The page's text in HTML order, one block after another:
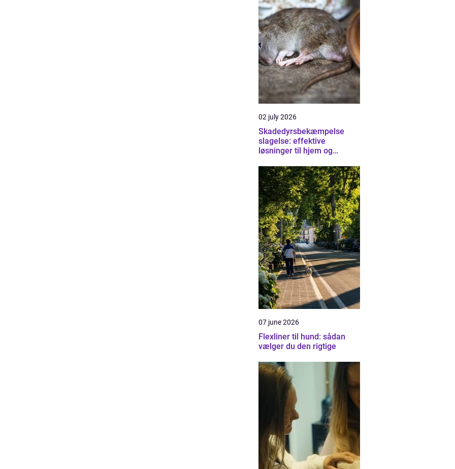
02 july 2026
Skadedyrsbekæmpelse
slagelse: effektive
løsninger til hjem og
07 june 2026
Flexliner til hund: sådan
vælger du den rigtige